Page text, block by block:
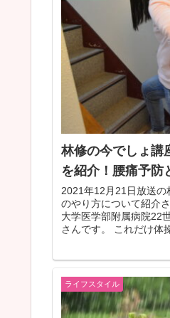
林修の今でしょ講
を紹介！腰痛予防
2021年12月21日放送の
のやり方について紹介
大学医学部附属病院22
さんです。 これだけ体
ライフスタイル